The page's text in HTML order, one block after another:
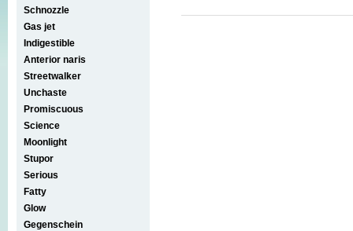
Schnozzle
Gas jet
Indigestible
Anterior naris
Streetwalker
Unchaste
Promiscuous
Science
Moonlight
Stupor
Serious
Fatty
Glow
Gegenschein